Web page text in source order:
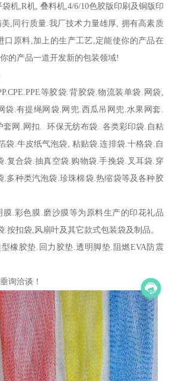
机,R机, 叠料机,4/6/10色胶版印刷及铜版印
,同行质量.我厂技术力量雄厚, 拥有高素质
口原料,加上的生产工艺,定能使你的产品在
你的产品一道开发新的包装领域!
等胶袋.背胶袋.物流装单袋.网袋,
袋.有提绳网袋.网兜.西瓜吊网兜.水果网套.
套网.网扣. 环保无纺布袋. 各类彩印袋.自粘
袋.牛皮纸气泡袋, 粘贴袋.连排袋.十格袋.自
.复合袋.抽真空袋.购物袋.手挽袋.叉耳袋.穿
.多种类汽泡袋.珍珠棉袋.热缩袋等及各种胶
膜.彩色膜.磨沙膜等为原料生产的印花礼品
.按扣袋,风扇叶及其它款式包装袋及制品。
橡胶垫.回力胶垫.透明脚垫.阻燃EVA防震
询洽谈！